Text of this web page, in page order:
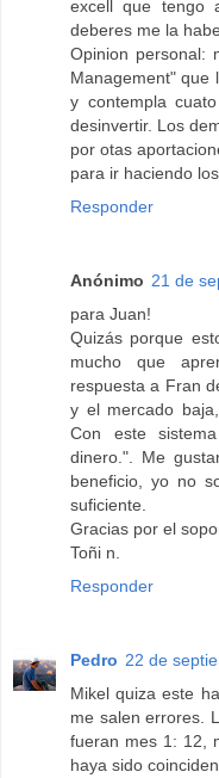
excell que tengo
deberes me la
Opinion personal:
Management" que
y contempla
desinvertir. Los
por otas
para ir haciendo
Responder
Anónimo 21 de
para Juan!
Quizás porque
mucho que
respuesta a Fran
y el mercado
Con este
dinero.". Me
beneficio, yo no
suficiente.
Gracias por el
Toñi n.
Responder
Pedro 22 de
Mikel quiza este
me salen errores.
fueran mes 1: 12,
haya sido